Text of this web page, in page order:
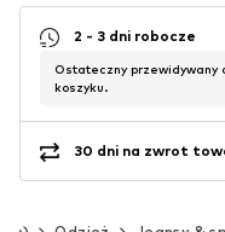
2 - 3 dni robocze
Ostateczny przewidywany
koszyku.
30 dni na zwrot